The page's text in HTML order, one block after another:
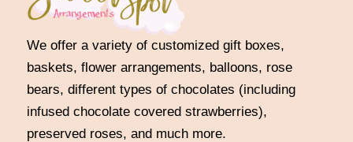
We offer a variety of customized gift boxes,
baskets, flower arrangements, balloons, rose
bears, different types of chocolates (including
infused chocolate covered strawberries),
preserved roses, and much more.